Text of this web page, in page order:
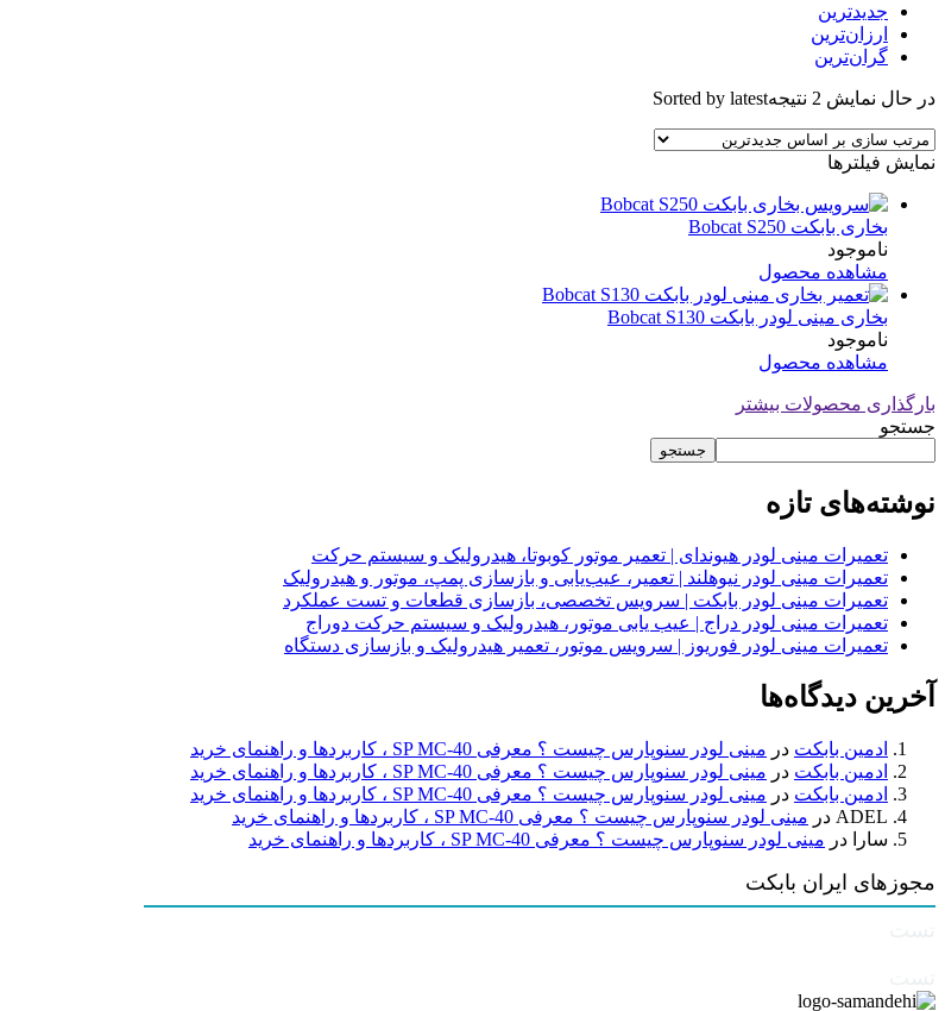
جدیدترین
ارزان‌ترین
گران‌ترین
در حال نمایش 2 نتیجه Sorted by latest
نمایش فیلترها
بخاری بابکت Bobcat S250
ناموجود
مشاهده محصول
بخاری مینی لودر بابکت Bobcat S130
ناموجود
مشاهده محصول
بارگذاری محصولات بیشتر
جستجو
جستجو
نوشته‌های تازه
تعمیرات مینی لودر هیوندای | تعمیر موتور کوبوتا، هیدرولیک و سیستم حرکت
تعمیرات مینی لودر نیوهلند | تعمیر، عیب‌یابی و بازسازی پمپ، موتور و هیدرولیک
تعمیرات مینی لودر بابکت | سرویس تخصصی، بازسازی قطعات و تست عملکرد
تعمیرات مینی لودر دراج | عیب یابی موتور، هیدرولیک و سیستم حرکت دوراج
تعمیرات مینی لودر فوریوز | سرویس موتور، تعمیر هیدرولیک و بازسازی دستگاه
آخرین دیدگاه‌ها
ادمین بابکت در مینی لودر سنوپارس چیست ؟ معرفی SP MC-40 ، کاربردها و راهنمای خرید
ادمین بابکت در مینی لودر سنوپارس چیست ؟ معرفی SP MC-40 ، کاربردها و راهنمای خرید
ادمین بابکت در مینی لودر سنوپارس چیست ؟ معرفی SP MC-40 ، کاربردها و راهنمای خرید
ADEL در مینی لودر سنوپارس چیست ؟ معرفی SP MC-40 ، کاربردها و راهنمای خرید
سارا
در مینی لودر سنوپارس چیست ؟ معرفی SP MC-40 ، کاربردها و راهنمای خرید
مجوزهای ایران بابکت